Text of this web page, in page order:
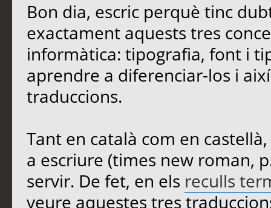
Bon dia, escric perquè tinc
exactament aquests tres
informàtica: tipografia, font i
aprendre a diferenciar-los i
traduccions.
Tant en català com en
a escriure (times new roman,
servir. De fet, en els reculls
veure aquestes tres